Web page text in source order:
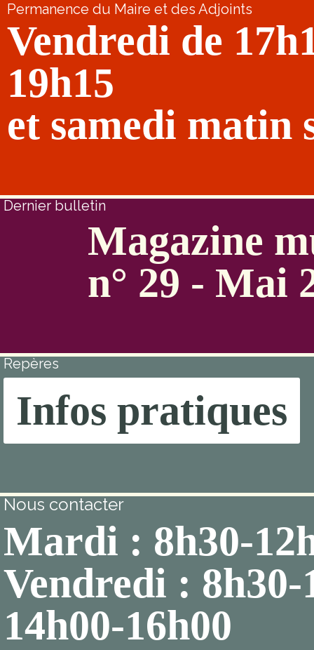
Permanence du Maire et des Adjoints
Vendredi de
19h15
et samedi matin
Dernier bulletin
Magazine
n° 29 - Mai
Repères
Infos pratiques
Nous contacter
Mardi : 8h30-
Vendredi : 8h30-
14h00-16h00